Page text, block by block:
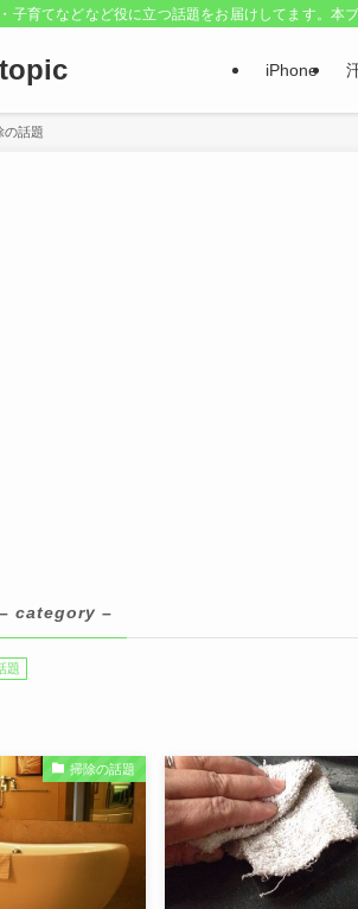
子育てなどなど役に立つ話題をお届けしてます。本
iPhone
の話題
– category –
題
掃除の話題